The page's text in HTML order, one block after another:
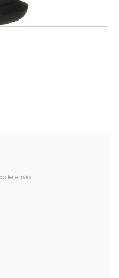
de envío